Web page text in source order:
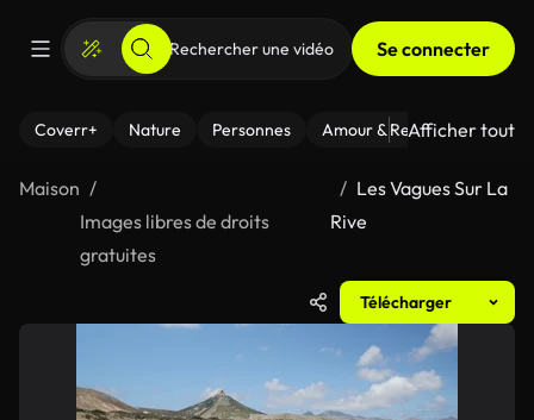
Se connecter
Coverr+ Nature Personnes Amour & Relations Le
Afficher tout
Maison
Images libres de droits
gratuites
Les Vagues Sur La
Rive
Télécharger